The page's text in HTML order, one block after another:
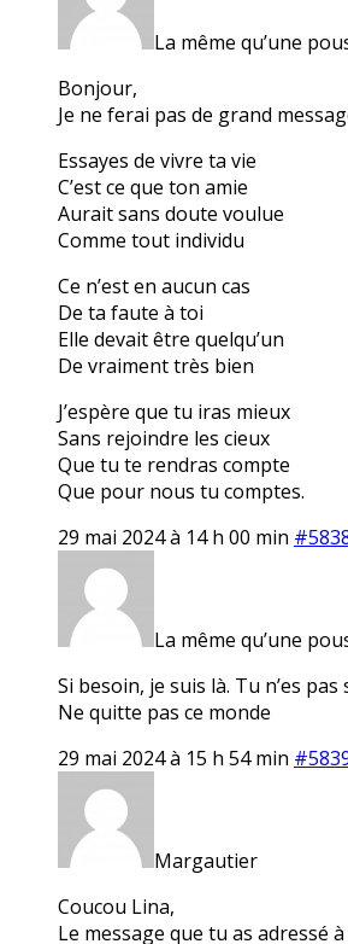
La même qu’une
Bonjour,
Je ne ferai pas de grand
Essayes de vivre ta vie
C’est ce que ton amie
Aurait sans doute voulue
Comme tout individu
Ce n’est en aucun cas
De ta faute à toi
Elle devait être quelqu’un
De vraiment très bien
J’espère que tu iras mieux
Sans rejoindre les cieux
Que tu te rendras compte
Que pour nous tu comptes.
29 mai 2024 à 14 h 00 min
La même qu’une
Si besoin, je suis là. Tu n’es
Ne quitte pas ce monde
29 mai 2024 à 15 h 54 min
Margautier
Coucou Lina,
Le message que tu as adressé